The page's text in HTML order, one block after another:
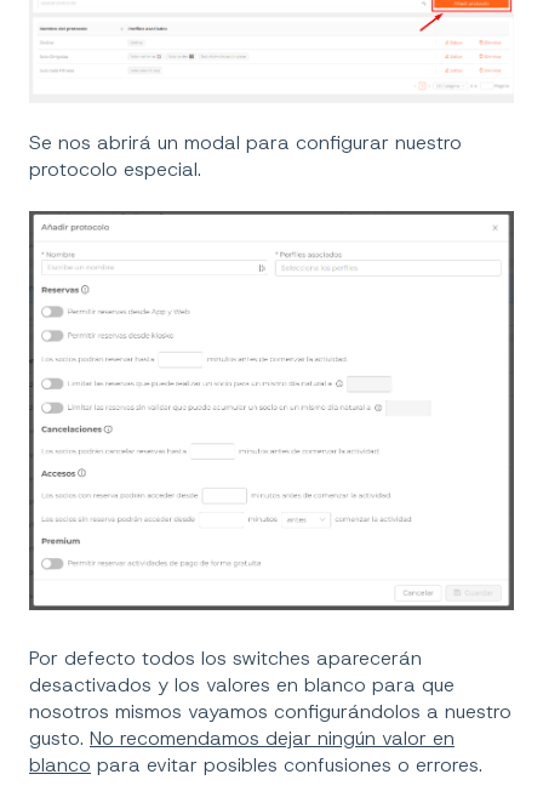
Se nos abrirá un modal para configurar nuestro
protocolo especial.
Por defecto todos los switches aparecerán
desactivados y los valores en blanco para que
nosotros mismos vayamos configurándolos a nuestro
gusto. No recomendamos dejar ningún valor en
blanco para evitar posibles confusiones o errores.